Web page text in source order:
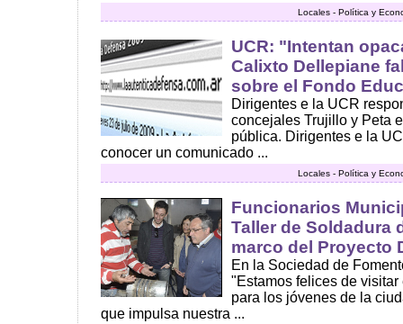
Locales - Política y
UCR: "Intentan
Calixto Dellepiane
sobre el Fondo
Dirigentes e la UCR
concejales Trujillo y Peta
pública. Dirigentes e la
conocer un comunicado ...
Locales - Política y
Funcionarios
Taller de Soldadura
marco del Proyecto
En la Sociedad de
"Estamos felices de
para los jóvenes de la
que impulsa nuestra ...